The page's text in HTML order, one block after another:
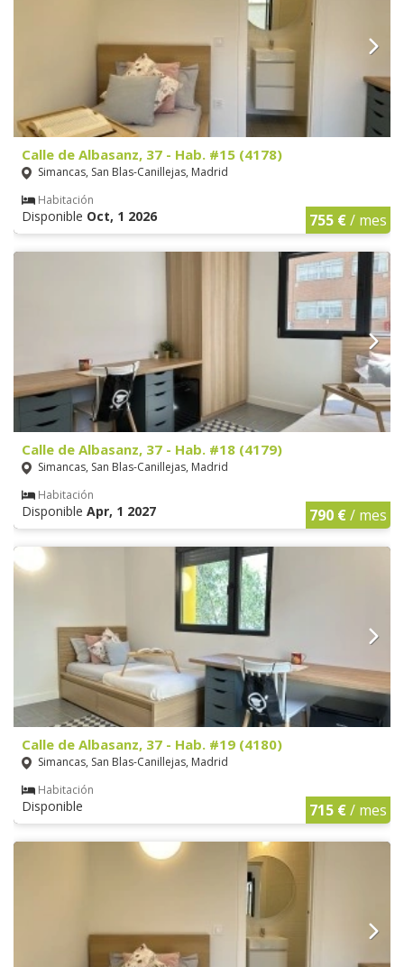
Calle de Albasanz, 37 - Hab. #15 (4178)
Simancas, San Blas-Canillejas, Madrid
Habitación
Disponible Oct, 1 2026 755 €/ mes
Calle de Albasanz, 37 - Hab. #18 (4179)
Simancas, San Blas-Canillejas, Madrid
Habitación
Disponible Apr, 1 2027 790 €/ mes
Calle de Albasanz, 37 - Hab. #19 (4180)
Simancas, San Blas-Canillejas, Madrid
Habitación
Disponible 715 €/ mes